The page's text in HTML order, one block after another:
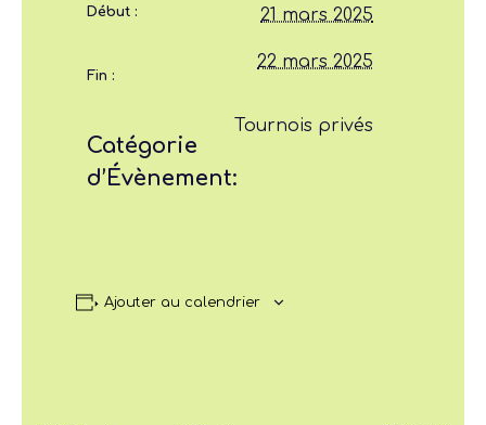
Début : 21 mars 2025
Fin :
22 mars 2025
Catégorie
d’Évènement:
Tournois privés
Ajouter au calendrier